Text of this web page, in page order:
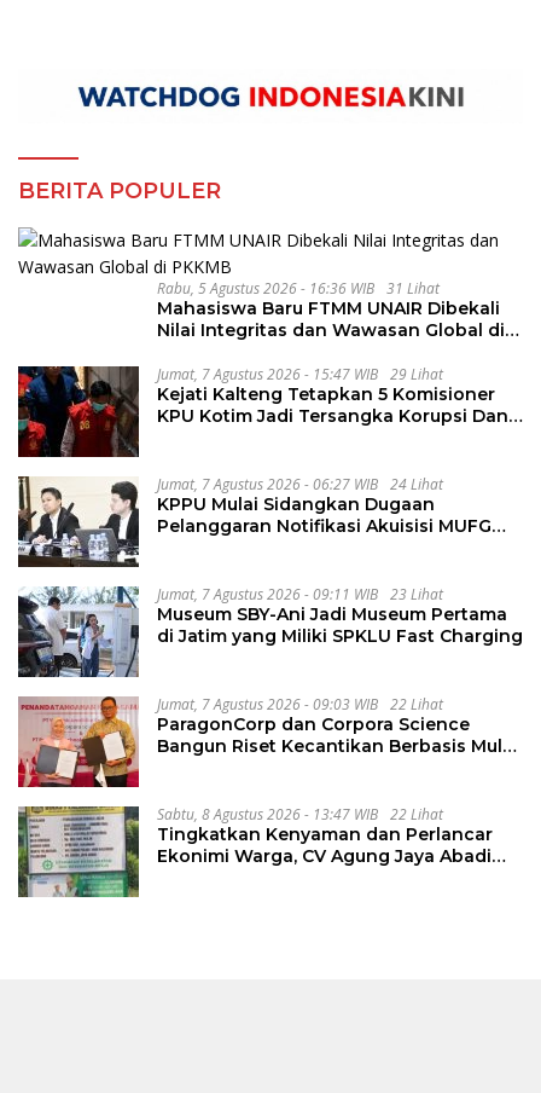
BERITA POPULER
Rabu, 5 Agustus 2026 - 16:36 WIB 31 Lihat
Mahasiswa Baru FTMM UNAIR Dibekali
Nilai Integritas dan Wawasan Global di
Jumat, 7 Agustus 2026 - 15:47 WIB 29 Lihat
Kejati Kalteng Tetapkan 5 Komisioner
KPU Kotim Jadi Tersangka Korupsi Dana
Jumat, 7 Agustus 2026 - 06:27 WIB 24 Lihat
KPPU Mulai Sidangkan Dugaan
Pelanggaran Notifikasi Akuisisi MUFG
Jumat, 7 Agustus 2026 - 09:11 WIB 23 Lihat
Museum SBY-Ani Jadi Museum Pertama
di Jatim yang Miliki SPKLU Fast Charging
Jumat, 7 Agustus 2026 - 09:03 WIB 22 Lihat
ParagonCorp dan Corpora Science
Bangun Riset Kecantikan Berbasis Multi-
Sabtu, 8 Agustus 2026 - 13:47 WIB 22 Lihat
Tingkatkan Kenyaman dan Perlancar
Ekonimi Warga, CV Agung Jaya Abadi